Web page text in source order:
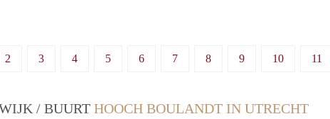
2 3 4 5 6 7 8 9 10 11
/ BUURT HOOCH BOULANDT IN UTRECHT